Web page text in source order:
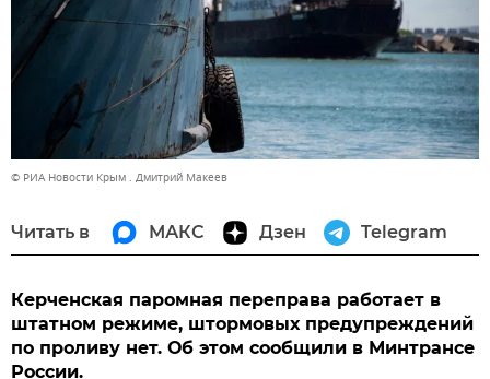
© РИА Новости Крым . Дмитрий Макеев
Читать в МАКС Дзен Telegram
Керченская паромная переправа работает в
штатном режиме, штормовых предупреждений
по проливу нет. Об этом сообщили в Минтрансе
России.